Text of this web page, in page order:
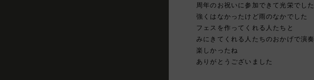
周年のお祝いに参加できて光栄でした
強くはなかったけど雨のなかでした
フェスを作ってくれる人たちと
みにきてくれる人たちのおかげで演
楽しかったね
ありがとうございました